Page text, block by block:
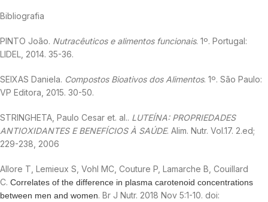
Bibliografia
PINTO João. Nutracêuticos e alimentos funcionais. 1º. Portugal:
LIDEL, 2014. 35-36.
SEIXAS Daniela. Compostos Bioativos dos Alimentos. 1º. São Paulo:
VP Editora, 2015. 30-50.
STRINGHETA, Paulo Cesar et. al.. LUTEÍNA: PROPRIEDADES
ANTIOXIDANTES E BENEFÍCIOS À SAÚDE. Alim. Nutr. Vol.17. 2.ed;
229-238, 2006
Allore T, Lemieux S, Vohl MC, Couture P, Lamarche B, Couillard
C. Correlates of the difference in plasma carotenoid concentrations
between men and women. Br J Nutr. 2018 Nov 5:1-10. doi: